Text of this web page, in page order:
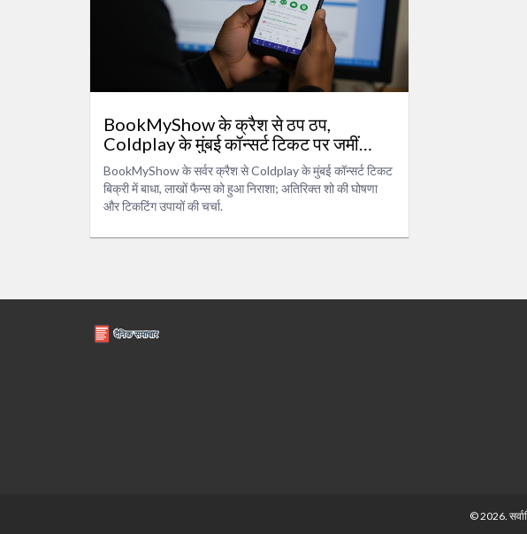
BookMyShow के क्रैश से ठप ठप,
Coldplay के मुंबई कॉन्सर्ट टिकट पर जमीं
लाखों प्रशंसक
BookMyShow के सर्वर क्रैश से Coldplay के मुंबई कॉन्सर्ट टिकट
बिक्री में बाधा, लाखों फैन्स को हुआ निराशा; अतिरिक्त शो की घोषणा
और टिकटिंग उपायों की चर्चा.
© 2026.